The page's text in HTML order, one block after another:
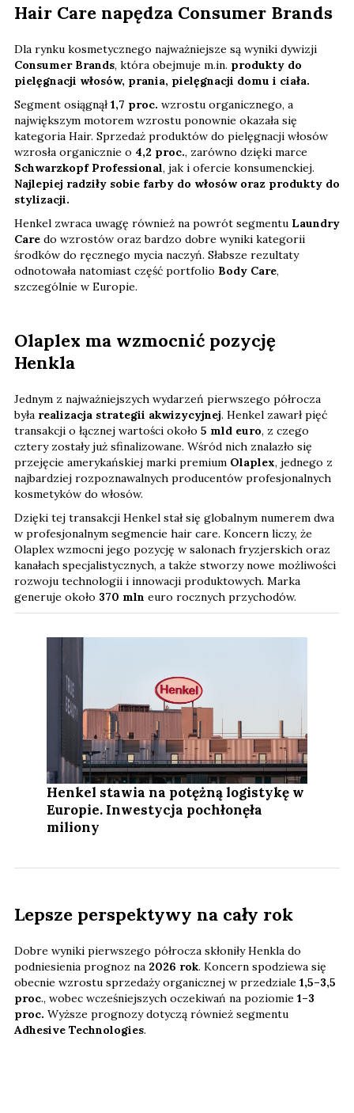
Hair Care napędza Consumer Brands
Dla rynku kosmetycznego najważniejsze są wyniki dywizji
Consumer Brands, która obejmuje m.in. produkty do
pielęgnacji włosów, prania, pielęgnacji domu i ciała.
Segment osiągnął1,7 proc. wzrostu organicznego, a
największym motorem wzrostu ponownie okazała się
kategoria Hair. Sprzedaż produktów do pielęgnacji włosów
wzrosła organicznie o 4,2 proc., zarówno dzięki marce
Schwarzkopf Professional, jak i ofercie konsumenckiej.
Najlepiej radziły sobie farby do włosów oraz produkty do
stylizacji.
Henkel zwraca uwagę również na powrót segmentu Laundry
Care do wzrostów oraz bardzo dobre wyniki kategorii
środków do ręcznego mycia naczyń. Słabsze rezultaty
odnotowała natomiast część portfolio Body Care,
szczególnie w Europie.
Olaplex ma wzmocnić pozycję
Henkla
Jednym z najważniejszych wydarzeń pierwszego półrocza
była realizacja strategii akwizycyjnej. Henkel zawarł pięć
transakcji o łącznej wartości około 5 mld euro, z czego
cztery zostały już sfinalizowane. Wśród nich znalazło się
przejęcie amerykańskiej marki premium Olaplex, jednego z
najbardziej rozpoznawalnych producentów profesjonalnych
kosmetyków do włosów.
Dzięki tej transakcji Henkel stał się globalnym numerem dwa
w profesjonalnym segmencie hair care. Koncern liczy, że
Olaplex wzmocni jego pozycję w salonach fryzjerskich oraz
kanałach specjalistycznych, a także stworzy nowe możliwości
rozwoju technologii i innowacji produktowych. Marka
generuje około 370 mln euro rocznych przychodów.
Henkel stawia na potężną logistykę w
Europie. Inwestycja pochłonęła
miliony
Lepsze perspektywy na cały rok
Dobre wyniki pierwszego półrocza skłoniły Henkla do
podniesienia prognoz na 2026 rok. Koncern spodziewa się
obecnie wzrostu sprzedaży organicznej w przedziale 1,5–3,5
proc., wobec wcześniejszych oczekiwań na poziomie 1–3
proc. Wyższe prognozy dotyczą również segmentu
Adhesive Technologies.